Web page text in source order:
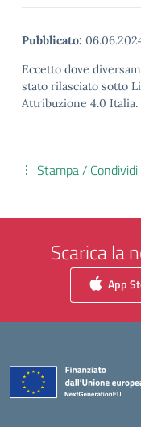
Pubblicato:
Eccetto dove
stato rilasciato sotto
Attribuzione 4.0 Italia.
Stampa / Condividi
Scarica la
App